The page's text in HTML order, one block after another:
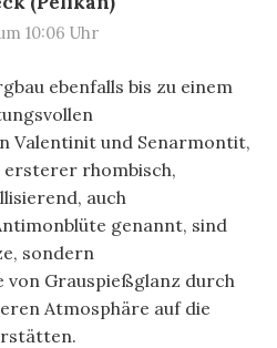
10:06 Uhr
ebenfalls bis zu einem
Valentinit und Senarmontit,
ersterer rhombisch,
auch
genannt, sind
sondern
Grauspießglanz durch
Atmosphäre auf die